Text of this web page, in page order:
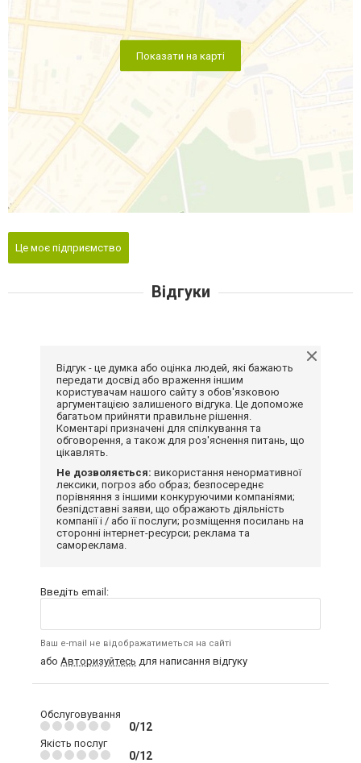
Показати на карті
Це моє підприємство
Відгуки
Відгук - це думка або оцінка людей, які бажають
передати досвід або враження іншим
користувачам нашого сайту з обов'язковою
аргументацією залишеного відгука. Це допоможе
багатьом прийняти правильне рішення.
Коментарі призначені для спілкування та
обговорення, а також для роз'яснення питань, що
цікавлять.
Не дозволяється: використання ненормативної
лексики, погроз або образ; безпосереднє
порівняння з іншими конкуруючими компаніями;
безпідставні заяви, що ображають діяльність
компанії і / або її послуги; розміщення посилань на
сторонні інтернет-ресурси; реклама та
самореклама.
Введіть email:
Ваш e-mail не відображатиметься на сайті
або Авторизуйтесь для написання відгуку
Обслуговування
0/12
Якість послуг
0/12